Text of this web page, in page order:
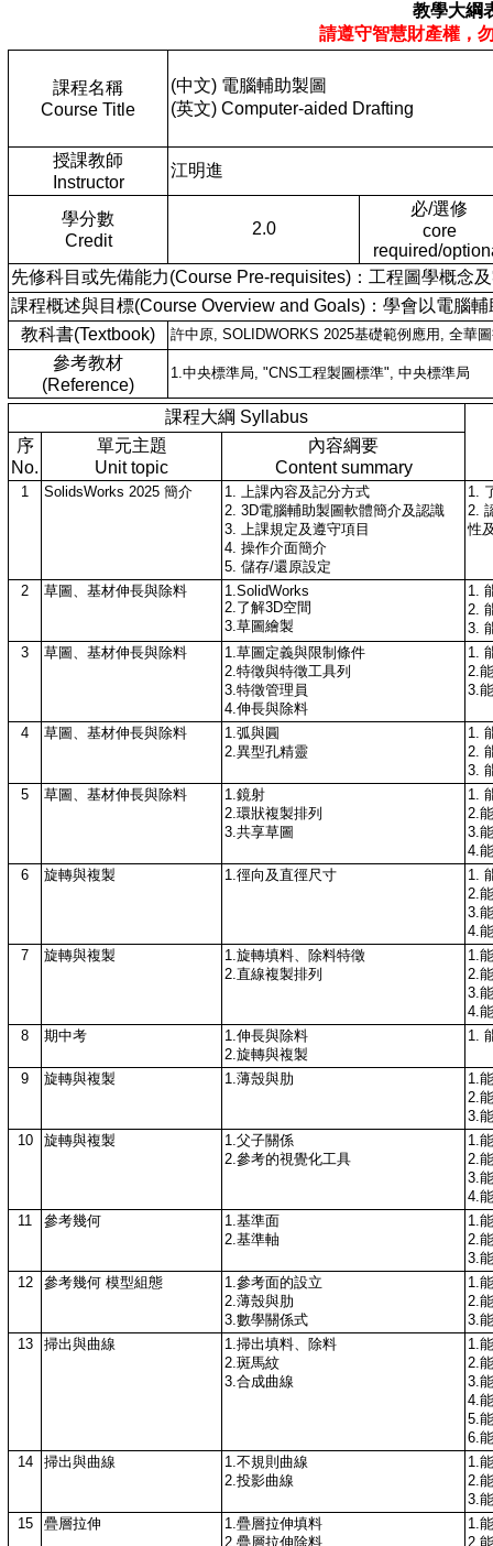
教學大綱
請遵守智慧財產權，
課程名稱
Course Title
(中文) 電腦輔助製圖
(英文) Computer-aided Drafting
授課教師
Instructor
江明進
學分數
Credit
2.0
必/選修
core
required/
先修科目或先備能力(Course Pre-requisites)：工程圖學概念
課程概述與目標(Course Overview and Goals)：學會以電腦
教科書(Textbook)
許中原, SOLIDWORKS 2025基礎範例應用, 全華
參考教材
(Reference)
1.中央標準局, "CNS工程製圖標準", 中央標準局
課程大綱 Syllabus
序
No.
單元主題
Unit topic
內容綱要
Content summary
1 SolidsWorks 2025 簡介
1. 上課內容及記分方式
2. 3D電腦輔助製圖軟體簡介及認識
3. 上課規定及遵守項目
4. 操作介面簡介
5. 儲存/還原設定
1.
2.
性
2 草圖、基材伸長與除料
1.SolidWorks
2.了解3D空間
3.草圖繪製
1.
2.
3.
3
草圖、基材伸長與除料
1.草圖定義與限制條件
2.特徵與特徵工具列
3.特徵管理員
4.伸長與除料
1.
2.
3.
4 草圖、基材伸長與除料
1.弧與圓
2.異型孔精靈
1.
2.
3.
5
草圖、基材伸長與除料
1.鏡射
2.環狀複製排列
3.共享草圖
1.
2.
3.
4.
6
旋轉與複製 1.徑向及直徑尺寸
1.
2.
3.
4.
7
旋轉與複製
1.旋轉填料、除料特徵
2.直線複製排列
1.
2.
3.
4.
8
期中考
1.伸長與除料
2.旋轉與複製
1.
9 旋轉與複製 1.薄殼與肋
1.
2.
3.
10
旋轉與複製
1.父子關係
2.參考的視覺化工具
1.
2.
3.
4.
11
參考幾何
1.基準面
2.基準軸
1.
2.
3.
12
參考幾何 模型組態
1.參考面的設立
2.薄殼與肋
3.數學關係式
1.
2.
3.
13
掃出與曲線
1.掃出填料、除料
2.斑馬紋
3.合成曲線
1.
2.
3.
4.
5.
6.
14
掃出與曲線
1.不規則曲線
2.投影曲線
1.
2.
3.
15
疊層拉伸
1.疊層拉伸填料
2.疊層拉伸除料
1.
2.